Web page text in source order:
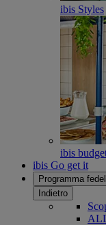
ibis Styles
ibis
ibis Go get it
Programma
Indietro